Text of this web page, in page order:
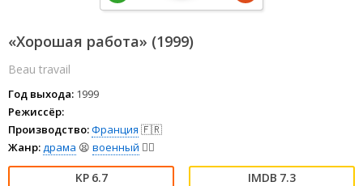
«Хорошая работа» (1999)
Beau travail
Год выхода: 1999
Режиссёр:
Производство:Франция 🇫🇷
Жанр:драма 😫 военный 👨‍✈️
6.7 7.3